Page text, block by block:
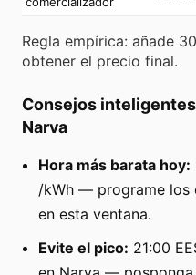
Regla empírica: añade
obtener el precio final.
Consejos
Narva
Hora más barata hoy:
/kWh — programe los
en esta ventana.
Evite el pico: 21:00